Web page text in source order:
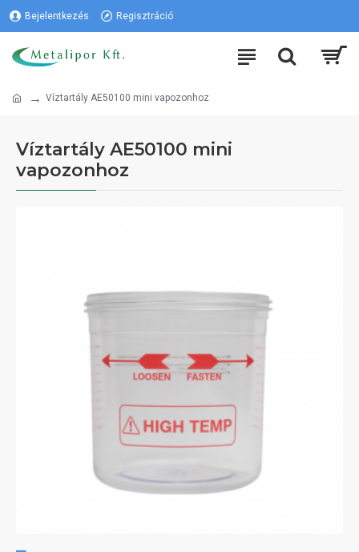
Bejelentkezés Regisztráció
Víztartály AE50100 mini vapozonhoz
Víztartály AE50100 mini
vapozonhoz